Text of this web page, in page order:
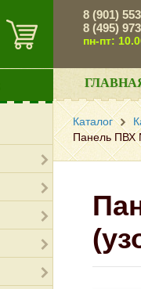
8 (901)
8 (495)
пн-пт:
Каталог
Панель ПВХ